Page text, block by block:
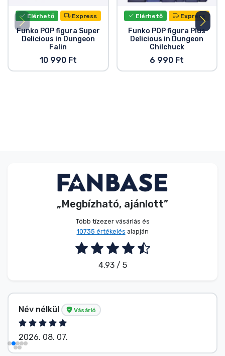
Elérhető Express
Funko POP figura Super
Delicious in Dungeon
Falin
10 990 Ft
Elérhető Express
Funko POP figura Plus
Delicious in Dungeon
Chilchuck
6 990 Ft
„Megbízható, ajánlott”
Több tízezer vásárlás és
10735 értékelés alapján
4.93 / 5
Név nélkül Vásárló
2026. 08. 07.